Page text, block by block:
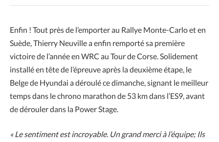
Enfin ! Tout près de l’emporter au Rallye Monte-Carlo et en
Suède, Thierry Neuville a enfin remporté sa première
victoire de l’année en WRC au Tour de Corse. Solidement
installé en tête de l’épreuve après la deuxième étape, le
Belge de Hyundai a déroulé ce dimanche, signant le meilleur
temps dans le chrono marathon de 53 km dans l’ES9, avant
de dérouler dans la Power Stage.
« Le sentiment est incroyable. Un grand merci à l’équipe; Ils